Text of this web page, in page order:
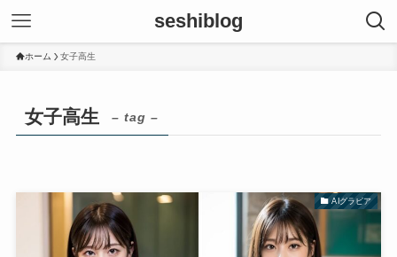
seshiblog
ホーム 女子高生
女子高生 – tag –
AIグラビア